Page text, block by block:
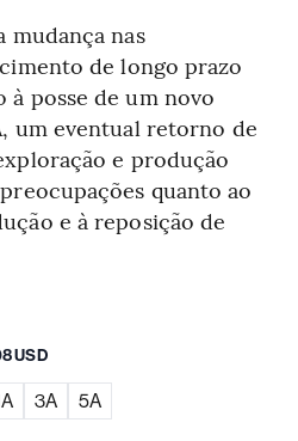
mudança nas
de longo prazo
à posse de um novo
um eventual retorno de
e produção
quanto ao
e à reposição de
USD
3A 5A